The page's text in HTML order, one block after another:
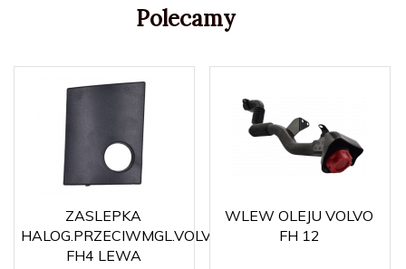
Polecamy
ZASLEPKA
HALOG.PRZECIWMGL.VOLVO
FH4 LEWA
WLEW OLEJU VOLVO
FH 12